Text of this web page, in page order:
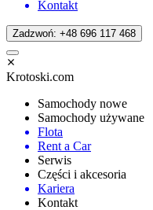
Kontakt
Zadzwoń: +48 696 117 468
Krotoski.com
Samochody nowe
Samochody używane
Flota
Rent a Car
Serwis
Części i akcesoria
Kariera
Kontakt